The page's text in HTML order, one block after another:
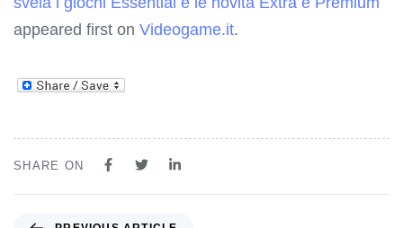
appeared first on Videogame.it.
SHARE ON